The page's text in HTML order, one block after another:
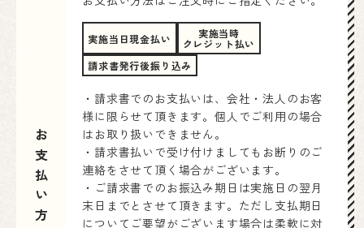
お支払い方法
実施当日現金払い 実施当時
クレジット払い
請求書発行後振り込み
・請求書でのお支払いは、会社・法人のお客
様に限らせて頂きます。個人でご利用の場合
はお取り扱いできません。
・請求書払いで受け付けましてもお断りのご
連絡をさせて頂く場合がございます。
・ご請求書でのお振込み期日は実施日の翌月
末日までとさせて頂きます。ただし支払期日
についてご要望がございます場合は柔軟に対